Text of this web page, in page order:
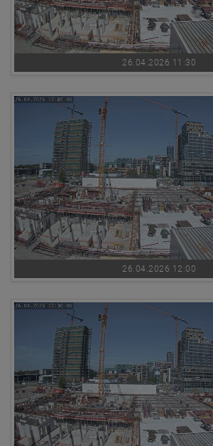
26.04.2026 11:30
26.04.2026 12:00